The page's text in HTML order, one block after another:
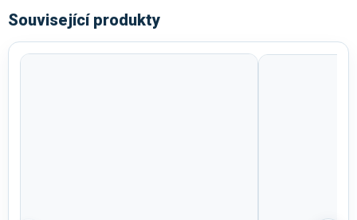
Související produkty